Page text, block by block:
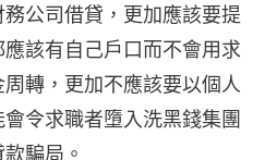
公司借貸，更加應該要提
該有自己戶口而不會用求
轉，更加不應該要以個人
令求職者墮入洗黑錢集團
騙局。